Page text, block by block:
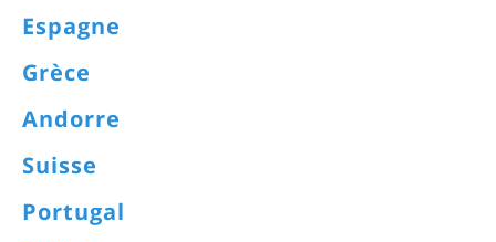
Espagne
Grèce
Andorre
Suisse
Portugal